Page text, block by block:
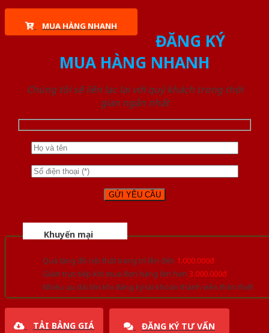
MUA HÀNG NHANH
ĐĂNG KÝ
MUA HÀNG NHANH
Chúng tôi sẽ liên lạc lại với quý khách trong thời
gian ngắn nhất
Khuyến mại
Quà tặng đồ nội thất trang trí lên đến 1.000.000đ
Giảm trực tiếp khi mua đơn hàng lớn hơn 3.000.000đ
Nhiều ưu đãi lớn khi đăng ký tài khoản thành viên thân thiết
TẢI BẢNG GIÁ ĐĂNG KÝ TƯ VẤN